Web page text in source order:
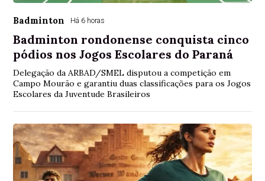
Badminton Há 6 horas
Badminton rondonense conquista cinco
pódios nos Jogos Escolares do Paraná
Delegação da ARBAD/SMEL disputou a competição em
Campo Mourão e garantiu duas classificações para os Jogos
Escolares da Juventude Brasileiros